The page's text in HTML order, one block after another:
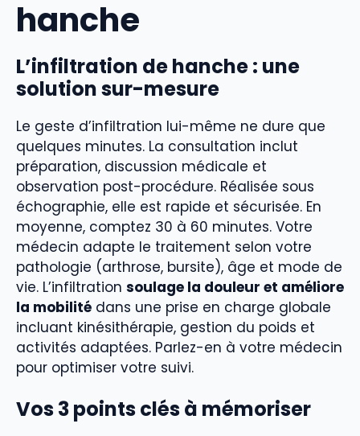
hanche
L’infiltration de hanche : une
solution sur-mesure
Le geste d’infiltration lui-même ne dure que
quelques minutes. La consultation inclut
préparation, discussion médicale et
observation post-procédure. Réalisée sous
échographie, elle est rapide et sécurisée. En
moyenne, comptez 30 à 60 minutes. Votre
médecin adapte le traitement selon votre
pathologie (arthrose, bursite), âge et mode de
vie. L’infiltration soulage la douleur et améliore
la mobilité dans une prise en charge globale
incluant kinésithérapie, gestion du poids et
activités adaptées. Parlez-en à votre médecin
pour optimiser votre suivi.
Vos 3 points clés à mémoriser